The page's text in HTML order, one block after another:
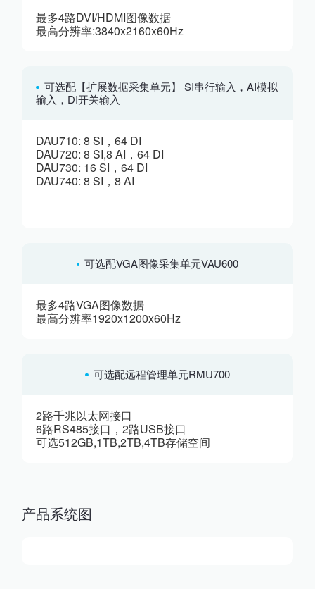
最多4路DVI/HDMI图像数据
最高分辨率:3840x2160x60Hz
可选配【扩展数据采集单元】 SI串行输入，AI模拟
输入，DI开关输入
DAU710: 8 SI，64 DI
DAU720: 8 SI,8 AI，64 DI
DAU730: 16 SI，64 DI
DAU740: 8 SI，8 AI
可选配VGA图像采集单元VAU600
最多4路VGA图像数据
最高分辨率1920x1200x60Hz
可选配远程管理单元RMU700
2路千兆以太网接口
6路RS485接口，2路USB接口
可选512GB,1TB,2TB,4TB存储空间
产品系统图